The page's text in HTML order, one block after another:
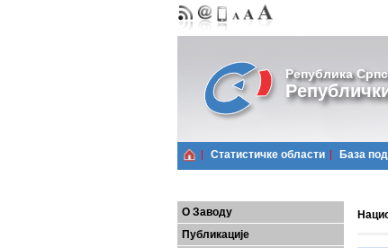
Република
Статистичке области Базa
О Заводу
Публикације